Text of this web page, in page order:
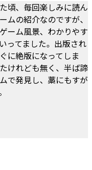
頃、毎回楽しみに読ん
ムの紹介なのですが、
ーム風景、わかりやす
ってました。出版され
に絶版になってしま
けれども無く、半ば諦
で発見し、藁にもすが